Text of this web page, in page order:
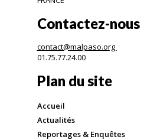
Contactez-nous
contact@malpaso.org
01.75.77.24.00
Plan du site
Accueil
Actualités
Reportages & Enquêtes